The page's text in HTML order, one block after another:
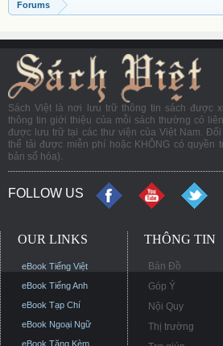
Forums
Sách Việt là nơi lưu trữ thông tin sách được
thông tin giới thiệu của mỗi sách thường có
được lưu trữ tại các thư viện của Việt Nam.
thể tải được miễn phí hoặc KHÔNG có quyền
bản số hóa).
FOLLOW US
OUR LINKS
eBook Tiếng Việt
eBook Tiếng Anh
eBook Tạp Chí
eBook Ngoại Ngữ
eBook Tặng Kèm
THÔNG TIN
Bản Đồ
Góp Ý
Nội Quy
Thị trường